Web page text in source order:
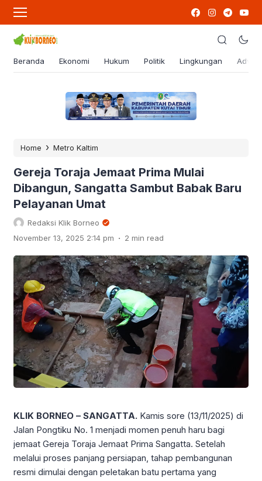
Beranda Ekonomi Hukum Politik Lingkungan
Home › Metro Kaltim
Gereja Toraja Jemaat Prima Mulai
Dibangun, Sangatta Sambut Babak Baru
Pelayanan Umat
Redaksi Klik Borneo
November 13, 2025 2:14 pm . 2 min read
KLIK BORNEO – SANGATTA. Kamis sore (13/11/2025) di
Jalan Pongtiku No. 1 menjadi momen penuh haru bagi
jemaat Gereja Toraja Jemaat Prima Sangatta. Setelah
melalui proses panjang persiapan, tahap pembangunan
resmi dimulai dengan peletakan batu pertama yang